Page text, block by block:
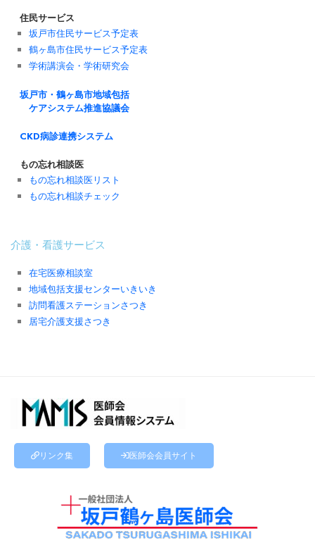
住民サービス
坂戸市住民サービス予定表
鶴ヶ島市住民サービス予定表
学術講演会・学術研究会
坂戸市・鶴ヶ島市地域包括
ケアシステム推進協議会
CKD病診連携システム
もの忘れ相談医
もの忘れ相談医リスト
もの忘れ相談チェック
介護・看護サービス
在宅医療相談室
地域包括支援センターいきいき
訪問看護ステーションさつき
居宅介護支援さつき
リンク集 医師会会員サイト